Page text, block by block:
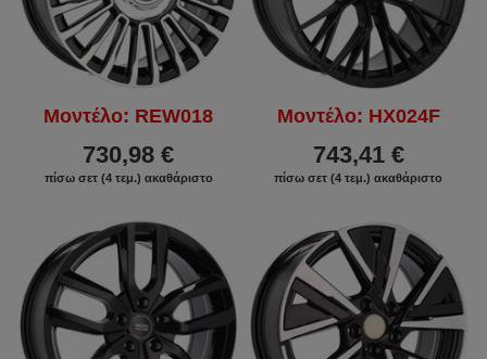
Μοντέλο: REW018
730,98 €
πίσω σετ (4 τεμ.) ακαθάριστο
Μοντέλο: HX024F
743,41 €
πίσω σετ (4 τεμ.) ακαθάριστο